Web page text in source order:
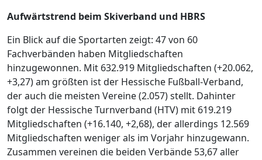
Aufwärtstrend beim Skiverband und HBRS
Ein Blick auf die Sportarten zeigt: 47 von 60
Fachverbänden haben Mitgliedschaften
hinzugewonnen. Mit 632.919 Mitgliedschaften (+20.062,
+3,27) am größten ist der Hessische Fußball-Verband,
der auch die meisten Vereine (2.057) stellt. Dahinter
folgt der Hessische Turnverband (HTV) mit 619.219
Mitgliedschaften (+16.140, +2,68), der allerdings 12.569
Mitgliedschaften weniger als im Vorjahr hinzugewann.
Zusammen vereinen die beiden Verbände 53,67 aller